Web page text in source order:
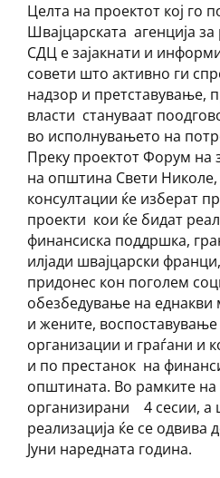
Целта на проектот кој го
Швајцарската агенција
СДЦ е зајакнати и
совети што активно ги
надзор и претставување,
власти стануваат
во исполнувањето на
Преку проектот Форум на
на општина Свети Николе,
консултации ќе изберат
проекти кои ќе бидат
финансиска поддршка,
илјади швајцарски
придонес кон поголем
обезбедување на
и жените,
организации и граѓани и
и по престанок на
општината. Во рамките на
организирани 4 сесии, а
реализација ќе се одвива
Јуни наредната година.